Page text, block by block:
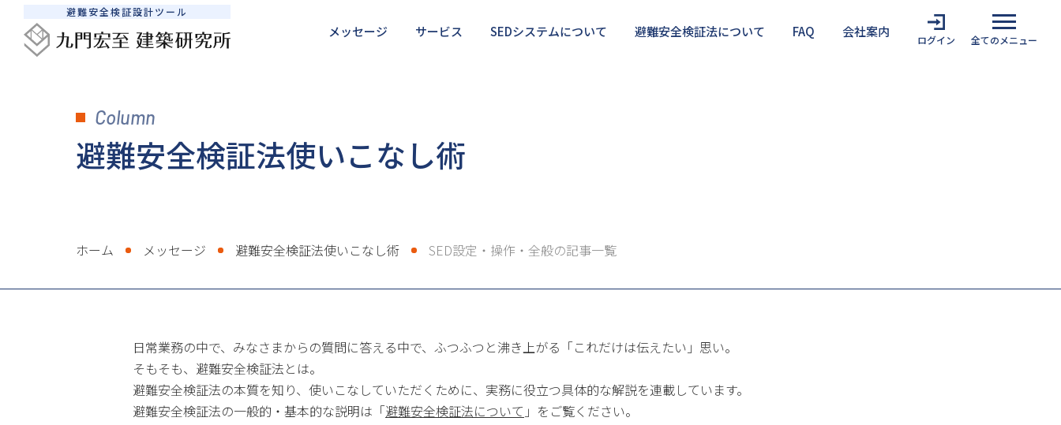
避難安全検証設計ツール
メッセージ
避難安全検証法使いこなし術
サービス
検証計算を依頼したい
SEDシステムについて
私たちの想い
避難安全検証法について
避難安全検証法ルートB1とB2の違い
FAQ 会社案内
ログイン
Column
避難安全検証法使いこなし術
ホーム メッセージ 避難安全検証法使いこなし術 SED設定・操作・全般の記事一覧
日常業務の中で、みなさまからの質問に答える中で、ふつふつと沸き上がる「これだけは伝えたい」思い。
そもそも、避難安全検証法とは。
避難安全検証法の本質を知り、使いこなしていただくために、実務に役立つ具体的な解説を連載しています。
避難安全検証法の一般的・基本的な説明は「避難安全検証法について 」をご覧ください。